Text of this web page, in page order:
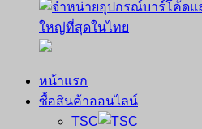
จำหน่าย
คอมพิวเตอร์
หน้าแรก
ซื้อสินค้าออนไลน์
TSC